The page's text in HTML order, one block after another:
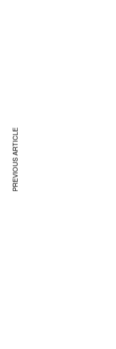
PREVIOUS ARTICLE